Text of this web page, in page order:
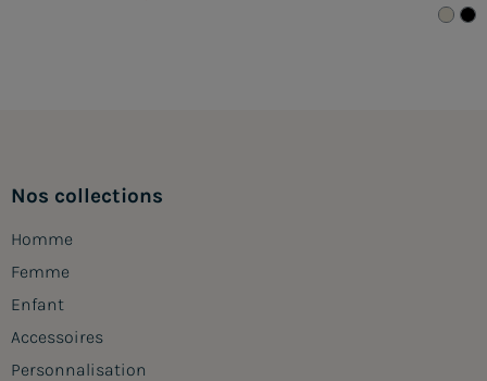
Nos collections
Homme
Femme
Enfant
Accessoires
Personnalisation